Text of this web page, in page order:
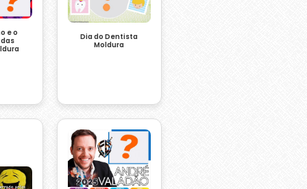
e o
Dia do Dentista
Moldura